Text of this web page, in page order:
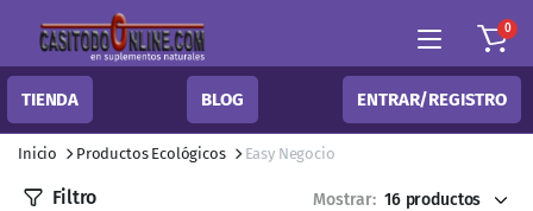
0
TIENDA BLOG ENTRAR/REGISTRO
Inicio Productos Ecológicos Easy Negocio
Filtro Mostrar: